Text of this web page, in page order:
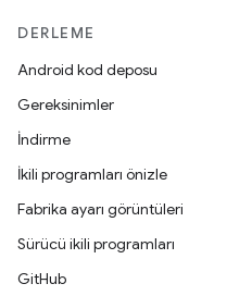
DERLEME
Android kod deposu
Gereksinimler
İndirme
İkili programları önizle
Fabrika ayarı görüntüleri
Sürücü ikili programları
GitHub